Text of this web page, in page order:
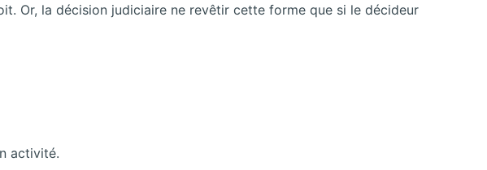
Or, la décision judiciaire ne revêtir cette forme que si le décideur
activité.